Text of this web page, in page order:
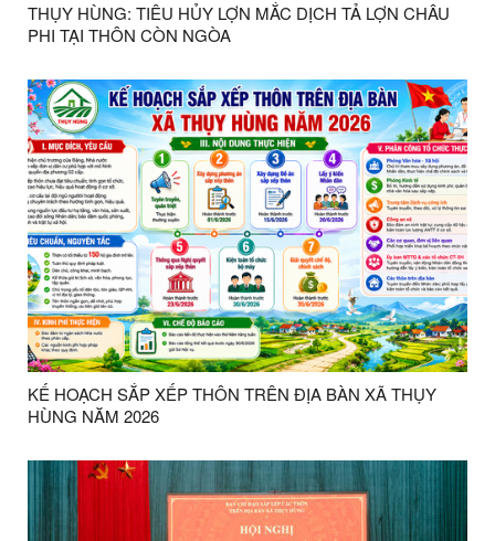
THỤY HÙNG: TIÊU HỦY LỢN MẮC DỊCH TẢ LỢN CHÂU
PHI TẠI THÔN CÒN NGÒA
KẾ HOẠCH SẮP XẾP THÔN TRÊN ĐỊA BÀN XÃ THỤY
HÙNG NĂM 2026